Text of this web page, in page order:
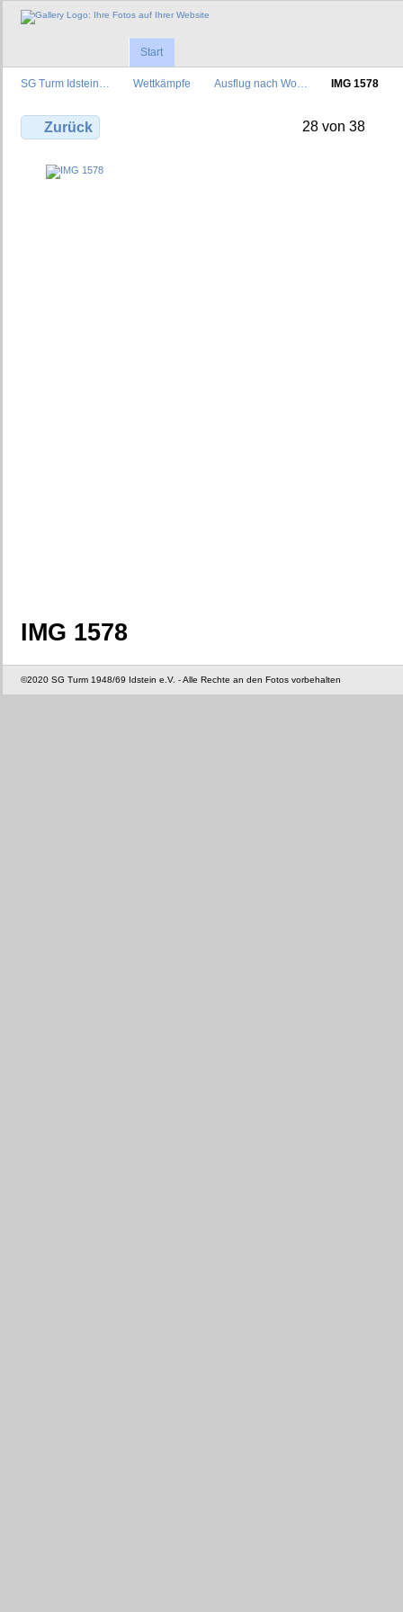
Start
SG Turm Idstein… Wettkämpfe Ausflug nach Wo… IMG 1578
Zurück 28 von 38
IMG 1578
©2020 SG Turm 1948/69 Idstein e.V. - Alle Rechte an den Fotos vorbehalten